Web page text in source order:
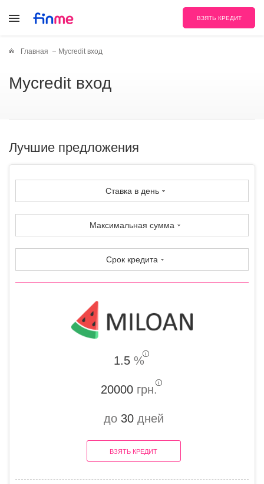
ВЗЯТЬ КРЕДИТ
Главная Mycredit вход
Mycredit вход
Лучшие предложения
Ставка в день
Максимальная сумма
Срок кредита
1.5 %
20000 грн.
до 30дней
ВЗЯТЬ КРЕДИТ